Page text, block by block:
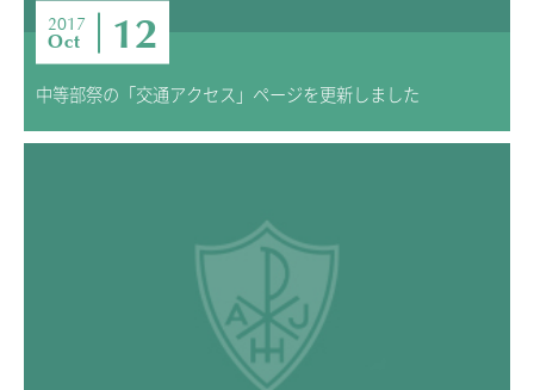
2017
Oct 12
中等部祭の「交通アクセス」ページを更新しました